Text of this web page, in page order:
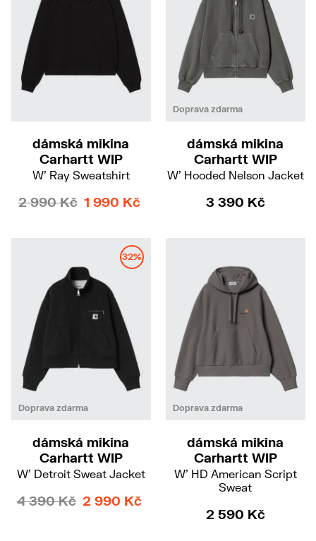
dámská mikina
Carhartt WIP
W' Ray Sweatshirt
2 990 Kč 1 990 Kč
Doprava zdarma
XSM
dámská mikina
Carhartt WIP
W' Hooded Nelson Jacket
3 390 Kč
32%
Doprava zdarma
SM
dámská mikina
Carhartt WIP
W' Detroit Sweat Jacket
4 390 Kč 2 990 Kč
Doprava zdarma
XS
dámská mikina
Carhartt WIP
W' HD American Script
Sweat
2 590 Kč